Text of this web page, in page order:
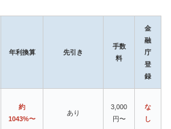
年利換算 先引き
手数
料
金
融
庁
登
録
約
1043%〜
あり
3,000
円〜
な
し